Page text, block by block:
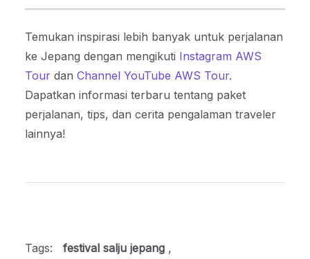
Temukan inspirasi lebih banyak untuk perjalanan
ke Jepang dengan mengikuti Instagram AWS
Tour dan Channel YouTube AWS Tour.
Dapatkan informasi terbaru tentang paket
perjalanan, tips, dan cerita pengalaman traveler
lainnya!
Tags: festival salju jepang ,